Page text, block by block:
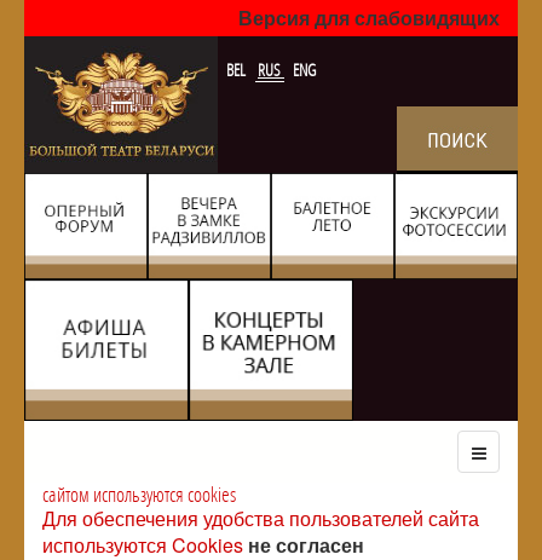
Версия для слабовидящих
BEL RUS ENG
сайтом используются cookies
Для обеспечения удобства пользователей сайта
используются Cookies не согласен